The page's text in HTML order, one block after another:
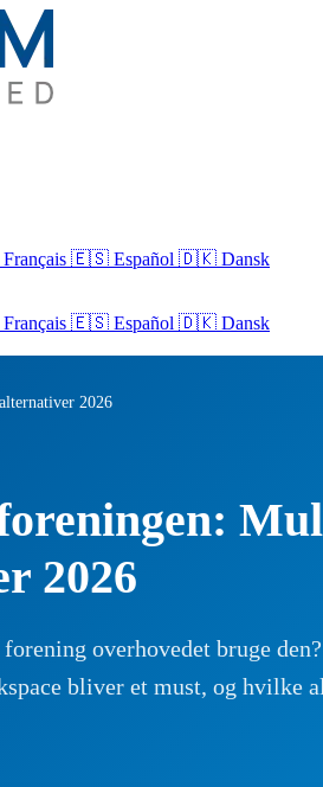
🇪🇸 Español 🇩🇰 Dansk
Français 🇪🇸 Español 🇩🇰 Dansk
2026
2026
overhovedet bruge
bliver et must, og hvilke